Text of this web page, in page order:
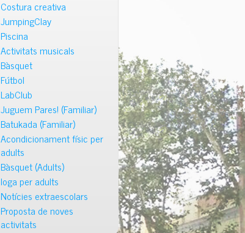
Costura creativa
JumpingClay
Piscina
Activitats musicals
Bàsquet
Fútbol
LabClub
Juguem Pares! (Familiar)
Batukada (Familiar)
Acondicionament físic per
adults
Bàsquet (Adults)
Ioga per adults
Notícies extraescolars
Proposta de noves
activitats